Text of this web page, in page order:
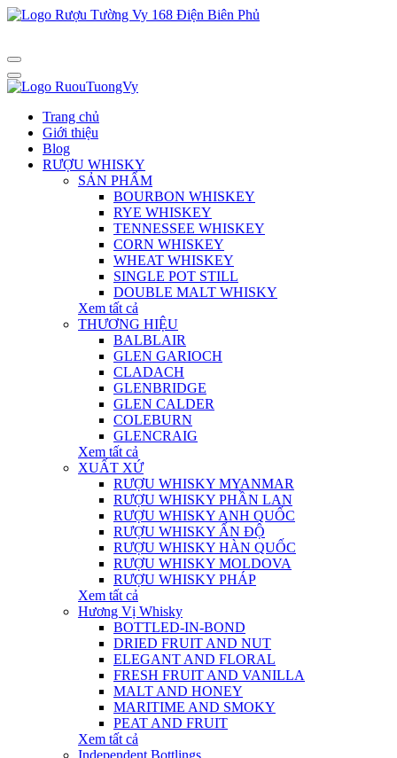
Trang chủ
Giới thiệu
Blog
RƯỢU WHISKY
SẢN PHẨM
BOURBON WHISKEY
RYE WHISKEY
TENNESSEE WHISKEY
CORN WHISKEY
WHEAT WHISKEY
SINGLE POT STILL
DOUBLE MALT WHISKY
Xem tất cả
THƯƠNG HIỆU
BALBLAIR
GLEN GARIOCH
CLADACH
GLENBRIDGE
GLEN CALDER
COLEBURN
GLENCRAIG
Xem tất cả
XUẤT XỨ
RƯỢU WHISKY MYANMAR
RƯỢU WHISKY PHẦN LAN
RƯỢU WHISKY ANH QUỐC
RƯỢU WHISKY ẤN ĐỘ
RƯỢU WHISKY HÀN QUỐC
RƯỢU WHISKY MOLDOVA
RƯỢU WHISKY PHÁP
Xem tất cả
Hương Vị Whisky
BOTTLED-IN-BOND
DRIED FRUIT AND NUT
ELEGANT AND FLORAL
FRESH FRUIT AND VANILLA
MALT AND HONEY
MARITIME AND SMOKY
PEAT AND FRUIT
Xem tất cả
Independent Bottlings